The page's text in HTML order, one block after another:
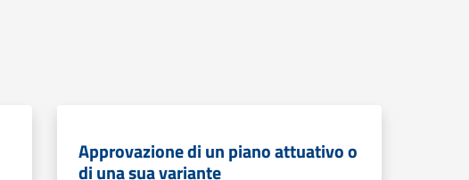
Approvazione di un piano attuativo o
di una sua variante